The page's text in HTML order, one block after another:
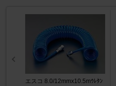
エスコ 8.0/12mmx10.5mｳﾚﾀﾝ